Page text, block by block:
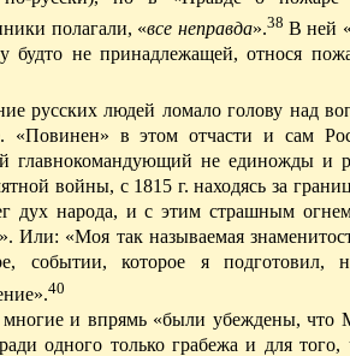
полагали, «все неправда».38 В ней
будто не принадлежащей, относя
русских людей ломало голову над
«Повинен» в этом отчасти и сам
главнокомандующий не единожды и
войны, с 1815 г. находясь за
дух народа, и с этим страшным огнем
Или: «Моя так называемая
событии, которое я подготовил,
40
многие и впрямь «были убеждены, что
одного только грабежа и для того,